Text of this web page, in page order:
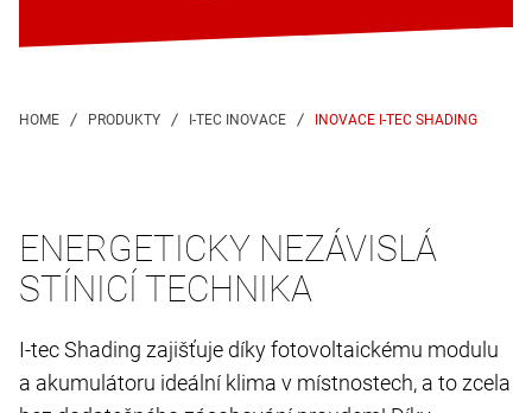
INOVACE I-TEC SHADING
ENERGETICKY NEZÁVISLÁ
STÍNICÍ TECHNIKA
I-tec Shading zajišťuje díky fotovoltaickému modulu
a akumulátoru ideální klima v místnostech, a to zcela